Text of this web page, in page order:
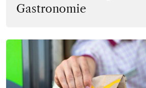
Gastronomie